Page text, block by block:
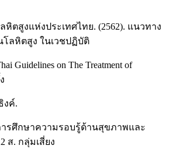
ตสูงแห่งประเทศไทย. (2562). แนวทาง
ลหิตสูง ในเวชปฏิบัติ
Guidelines on The Treatment of
งค์.
รศึกษาความรอบรู้ด้านสุขภาพและ
ส. กลุ่มเสี่ยง